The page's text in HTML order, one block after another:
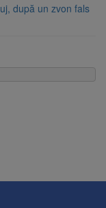
după un zvon fals